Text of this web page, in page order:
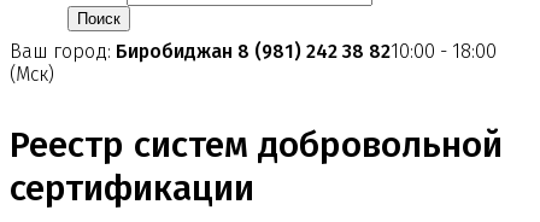
Ваш город: Биробиджан 8 (981) 242 38 8210:00 - 18:00
(Мск)
Реестр систем добровольной
сертификации